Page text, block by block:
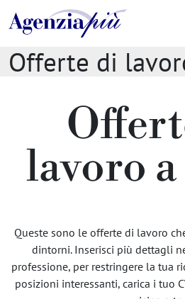
Offerte di
lavoro
Queste sono le offerte di lavoro
dintorni. Inserisci più dettagli
professione, per restringere la tua
posizioni interessanti, carica i tuo